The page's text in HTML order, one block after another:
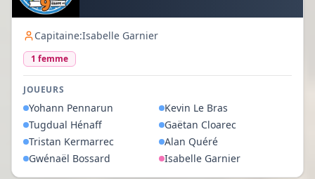
Capitaine:Isabelle Garnier
1 femme
JOUEURS
Yohann Pennarun Kevin Le Bras
Tugdual Hénaff Gaëtan Cloarec
Tristan Kermarrec Alan Quéré
Gwénaël Bossard Isabelle Garnier